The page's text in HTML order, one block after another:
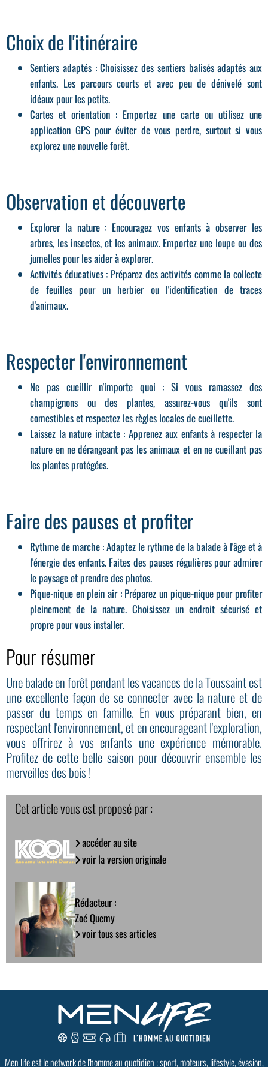
Choix de l'itinéraire
Sentiers adaptés: Choisissez des sentiers balisés adaptés aux
enfants. Les parcours courts et avec peu de dénivelé sont
idéaux pour les petits.
Cartes et orientation : Emportez une carte ou utilisez une
application GPS pour éviter de vous perdre, surtout si vous
explorez une nouvelle forêt.
Observation et découverte
Explorer la nature: Encouragez vos enfants à observer les
arbres, les insectes, et les animaux. Emportez une loupe ou des
jumelles pour les aider à explorer.
Activités éducatives: Préparez des activités comme la collecte
de feuilles pour un herbier ou l'identification de traces
d'animaux.
Respecter l'environnement
Ne pas cueillir n'importe quoi : Si vous ramassez des
champignons ou des plantes, assurez-vous qu'ils sont
comestibles et respectez les règles locales de cueillette.
Laissez la nature intacte: Apprenez aux enfants à respecter la
nature en ne dérangeant pas les animaux et en ne cueillant pas
les plantes protégées.
Faire des pauses et profiter
Rythme de marche : Adaptez le rythme de la balade à l'âge et à
l'énergie des enfants. Faites des pauses régulières pour admirer
le paysage et prendre des photos.
Pique-nique en plein air: Préparez un pique-nique pour profiter
pleinement de la nature. Choisissez un endroit sécurisé et
propre pour vous installer.
Pour résumer
Une balade en forêt pendant les vacances de la Toussaint est
une excellente façon de se connecter avec la nature et de
passer du temps en famille. En vous préparant bien, en
respectant l'environnement, et en encourageant l'exploration,
vous offrirez à vos enfants une expérience mémorable.
Profitez de cette belle saison pour découvrir ensemble les
merveilles des bois !
Cet article vous est proposé par :
accéder au site
voir la version originale
Rédacteur :
Zoé Quemy
voir tous ses articles
Men life est le network de l'homme au quotidien : sport, moteurs, lifestyle, évasion,